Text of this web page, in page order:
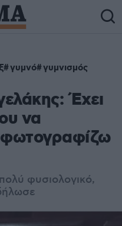
γυμνό γυμνισμός
Έχει
να
φωτογραφίζω
φυσιολογικό,